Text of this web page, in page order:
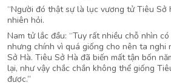
“Người đó thật sự là lục vương tử Tiêu Sở
nhiên hỏi.
Nam tử lắc đầu: “Tuy rất nhiều chỗ nhìn
nhưng chính vì quá giống cho nên ta nghi
Sở Hà. Tiêu Sở Hà đã biến mất tận bốn
lại, như vậy chắc chắn không thể giống
được.”